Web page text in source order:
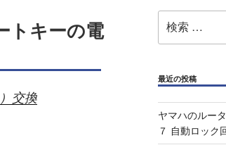
トキーの電
交換
索:
最近の投稿
ヤマハのルー
７ 自動ロック